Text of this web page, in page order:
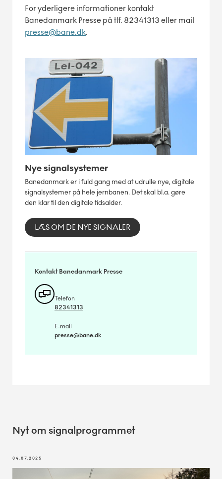
For yderligere informationer kontakt
Banedanmark Presse på tlf. 82341313 eller mail
presse@bane.dk.
Nye signalsystemer
Banedanmark er i fuld gang med at udrulle nye, digitale
signalsystemer på hele jernbanen. Det skal bl.a. gøre
den klar til den digitale tidsalder.
LÆS OM DE NYE SIGNALER
Kontakt Banedanmark Presse
Telefon
82341313
E-mail
presse@bane.dk
Nyt om signalprogrammet
04.07.2025